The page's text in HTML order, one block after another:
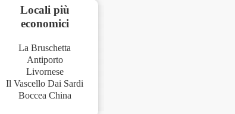
Locali più
economici
La Bruschetta
Antiporto
Livornese
Il Vascello Dai Sardi
Boccea China